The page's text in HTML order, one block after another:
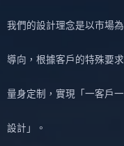
我們的設計理念是以市場為
導向，根據客戶的特殊要求
量身定制，實現「一客戶一
設計」。